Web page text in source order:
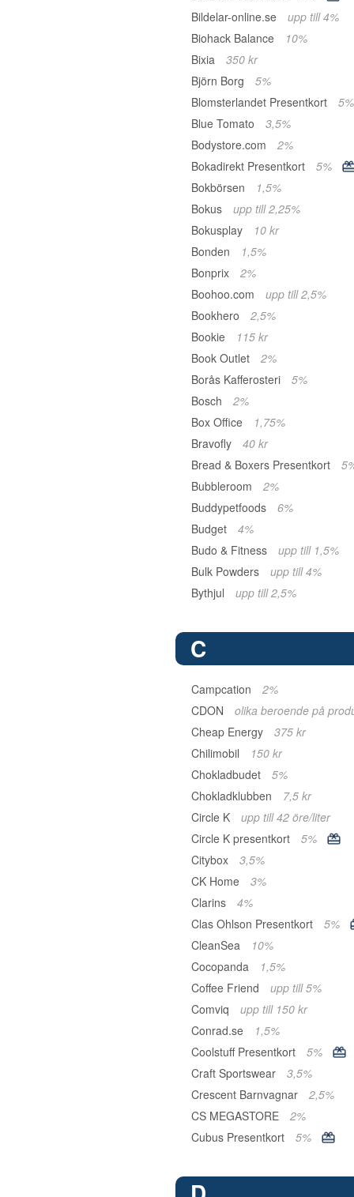
Bildelar-online.se
upp till 4%
Biohack Balance
10%
Bixia
350 kr
Björn Borg
5%
Blomsterlandet Presentkort
5%
Blue Tomato
3,5%
Bodystore.com
2%
Bokadirekt Presentkort
5%
Bokbörsen
1,5%
Bokus
upp till 2,25%
Bokusplay
10 kr
Bonden
1,5%
Bonprix
2%
Boohoo.com
upp till 2,5%
Bookhero
2,5%
Bookie
115 kr
Book Outlet
2%
Borås Kafferosteri
5%
Bosch
2%
Box Office
1,75%
Bravofly
40 kr
Bread & Boxers Presentkort
Bubbleroom
2%
Buddypetfoods
6%
Budget
4%
Budo & Fitness
upp till 1,5%
Bulk Powders
upp till 4%
Bythjul
upp till 2,5%
C
Campcation
2%
CDON
olika beroende på
Cheap Energy
375 kr
Chilimobil
150 kr
Chokladbudet
5%
Chokladklubben
7,5 kr
Circle K
upp till 42 öre/liter
Circle K presentkort
5%
Citybox
3,5%
CK Home
3%
Clarins
4%
Clas Ohlson Presentkort
5%
CleanSea
10%
Cocopanda
1,5%
Coffee Friend
upp till 5%
Comviq
upp till 150 kr
Conrad.se
1,5%
Coolstuff Presentkort
5%
Craft Sportswear
3,5%
Crescent Barnvagnar
2,5%
CS MEGASTORE
2%
Cubus Presentkort
5%